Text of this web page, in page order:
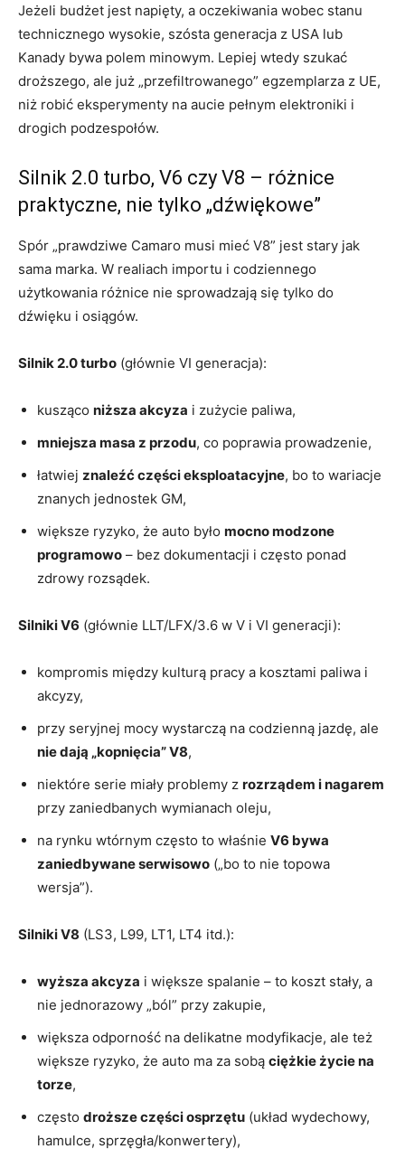
Jeżeli budżet jest napięty, a oczekiwania wobec stanu
technicznego wysokie, szósta generacja z USA lub
Kanady bywa polem minowym. Lepiej wtedy szukać
droższego, ale już „przefiltrowanego” egzemplarza z UE,
niż robić eksperymenty na aucie pełnym elektroniki i
drogich podzespołów.
Silnik 2.0 turbo, V6 czy V8 – różnice
praktyczne, nie tylko „dźwiękowe”
Spór „prawdziwe Camaro musi mieć V8” jest stary jak
sama marka. W realiach importu i codziennego
użytkowania różnice nie sprowadzają się tylko do
dźwięku i osiągów.
Silnik 2.0 turbo (głównie VI generacja):
kusząco niższa akcyza i zużycie paliwa,
mniejsza masa z przodu, co poprawia prowadzenie,
łatwiej znaleźć części eksploatacyjne, bo to wariacje
znanych jednostek GM,
większe ryzyko, że auto było mocno modzone
programowo – bez dokumentacji i często ponad
zdrowy rozsądek.
Silniki V6 (głównie LLT/LFX/3.6 w V i VI generacji):
kompromis między kulturą pracy a kosztami paliwa i
akcyzy,
przy seryjnej mocy wystarczą na codzienną jazdę, ale
nie dają „kopnięcia” V8,
niektóre serie miały problemy z rozrządem i nagarem
przy zaniedbanych wymianach oleju,
na rynku wtórnym często to właśnie V6 bywa
zaniedbywane serwisowo („bo to nie topowa
wersja”).
Silniki V8 (LS3, L99, LT1, LT4 itd.):
wyższa akcyza i większe spalanie – to koszt stały, a
nie jednorazowy „ból” przy zakupie,
większa odporność na delikatne modyfikacje, ale też
większe ryzyko, że auto ma za sobą ciężkie życie na
torze,
często droższe części osprzętu (układ wydechowy,
hamulce, sprzęgła/konwertery),